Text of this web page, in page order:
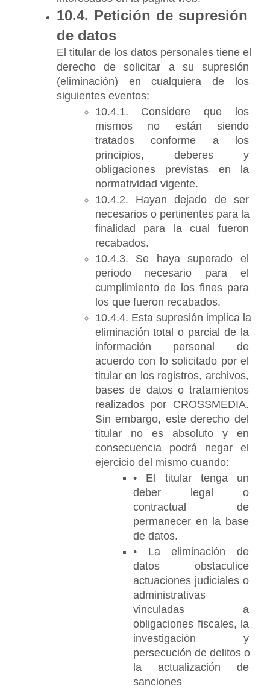
10.4. Petición de supresión
de datos
El titular de los datos personales tiene el
derecho de solicitar a su supresión
(eliminación) en cualquiera de los
siguientes eventos:
10.4.1. Considere que los
mismos no están siendo
tratados conforme a los
principios, deberes y
obligaciones previstas en la
normatividad vigente.
10.4.2. Hayan dejado de ser
necesarios o pertinentes para la
finalidad para la cual fueron
recabados.
10.4.3. Se haya superado el
periodo necesario para el
cumplimiento de los fines para
los que fueron recabados.
10.4.4. Esta supresión implica la
eliminación total o parcial de la
información personal de
acuerdo con lo solicitado por el
titular en los registros, archivos,
bases de datos o tratamientos
realizados por CROSSMEDIA.
Sin embargo, este derecho del
titular no es absoluto y en
consecuencia podrá negar el
ejercicio del mismo cuando:
• El titular tenga un
deber legal o
contractual de
permanecer en la base
de datos.
• La eliminación de
datos obstaculice
actuaciones judiciales o
administrativas
vinculadas a
obligaciones fiscales, la
investigación y
persecución de delitos o
la actualización de
sanciones